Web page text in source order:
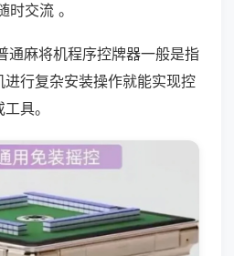
交流 。
通麻将机程序控牌器一般是指
行复杂安装操作就能实现控
具。